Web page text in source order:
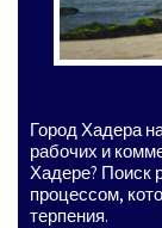
Город Хадера
рабочих и
Хадере? Поиск
процессом,
терпения.